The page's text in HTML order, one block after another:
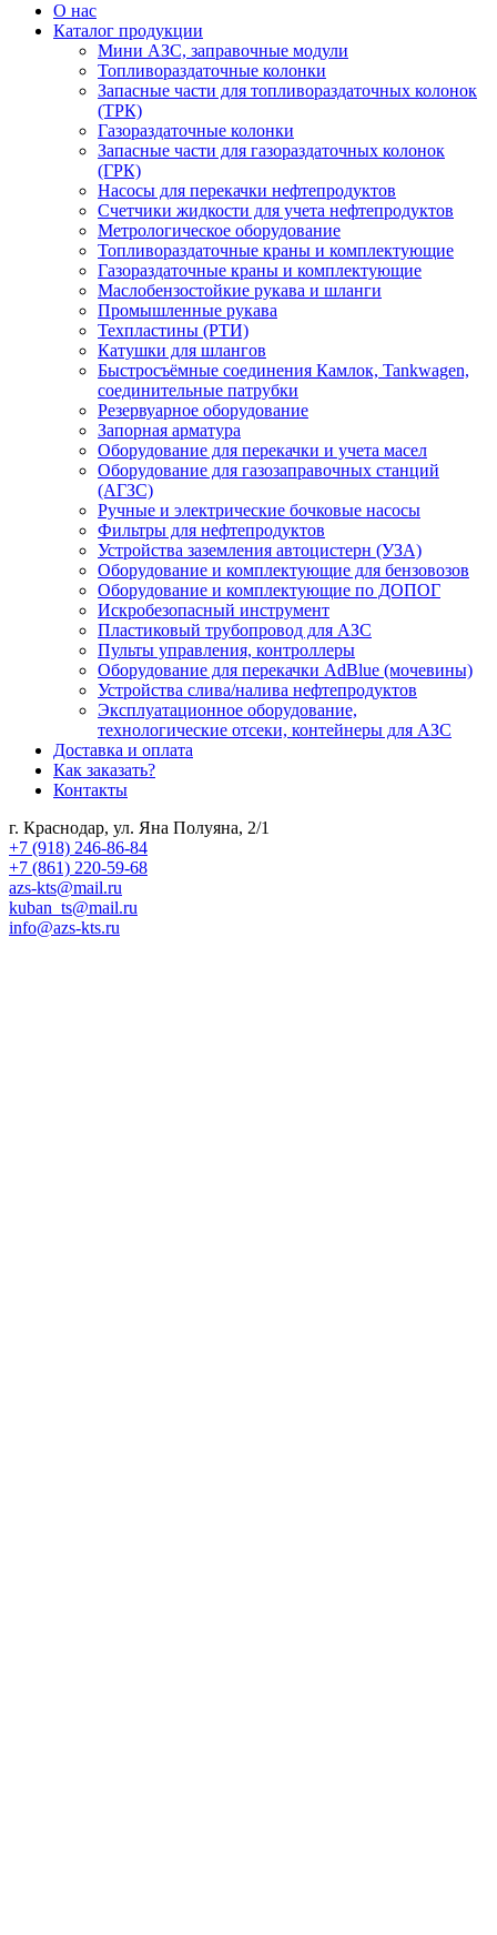
О нас
Каталог продукции
Мини АЗС, заправочные модули
Топливораздаточные колонки
Запасные части для топливораздаточных колонок
(ТРК)
Газораздаточные колонки
Запасные части для газораздаточных колонок
(ГРК)
Насосы для перекачки нефтепродуктов
Счетчики жидкости для учета нефтепродуктов
Метрологическое оборудование
Топливораздаточные краны и комплектующие
Газораздаточные краны и комплектующие
Маслобензостойкие рукава и шланги
Промышленные рукава
Техпластины (РТИ)
Катушки для шлангов
Быстросъёмные соединения Камлок, Tankwagen,
соединительные патрубки
Резервуарное оборудование
Запорная арматура
Оборудование для перекачки и учета масел
Оборудование для газозаправочных станций
(АГЗС)
Ручные и электрические бочковые насосы
Фильтры для нефтепродуктов
Устройства заземления автоцистерн (УЗА)
Оборудование и комплектующие для бензовозов
Оборудование и комплектующие по ДОПОГ
Искробезопасный инструмент
Пластиковый трубопровод для АЗС
Пульты управления, контроллеры
Оборудование для перекачки AdBlue (мочевины)
Устройства слива/налива нефтепродуктов
Эксплуатационное оборудование,
технологические отсеки, контейнеры для АЗС
Доставка и оплата
Как заказать?
Контакты
г. Краснодар, ул. Яна Полуяна, 2/1
+7 (918) 246-86-84
+7 (861) 220-59-68
azs-kts@mail.ru
kuban_ts@mail.ru
info@azs-kts.ru